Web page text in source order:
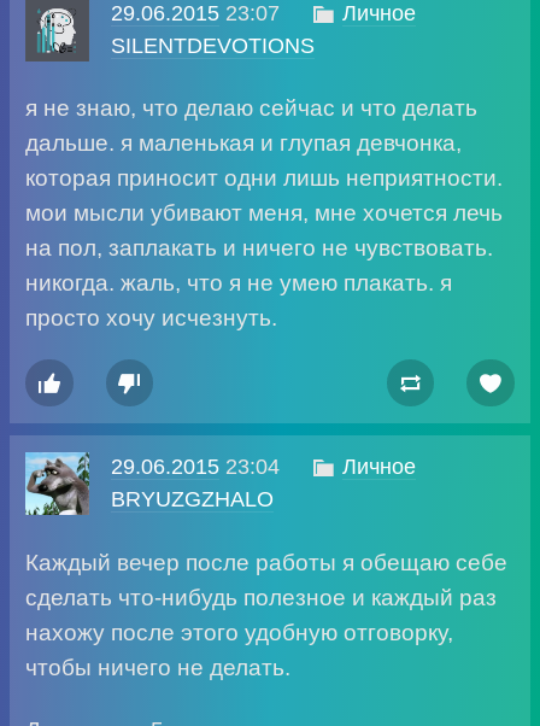
29.06.201523:07  Личное
SILENTDEVOTIONS
я не знаю, что делаю сейчас и что делать
дальше. я маленькая и глупая девчонка,
которая приносит одни лишь неприятности.
мои мысли убивают меня, мне хочется лечь
на пол, заплакать и ничего не чувствовать.
никогда. жаль, что я не умею плакать. я
просто хочу исчезнуть.
   
29.06.201523:04  Личное
BRYUZGZHALO
Каждый вечер после работы я обещаю себе
сделать что-нибудь полезное и каждый раз
нахожу после этого удобную отговорку,
чтобы ничего не делать.